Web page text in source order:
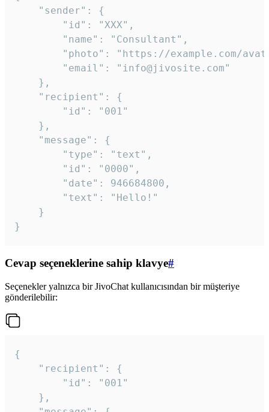
}
Cevap seçeneklerine sahip klavye#
Seçenekler yalnızca bir JivoChat kullanıcısından bir müşteriye
gönderilebilir:
{